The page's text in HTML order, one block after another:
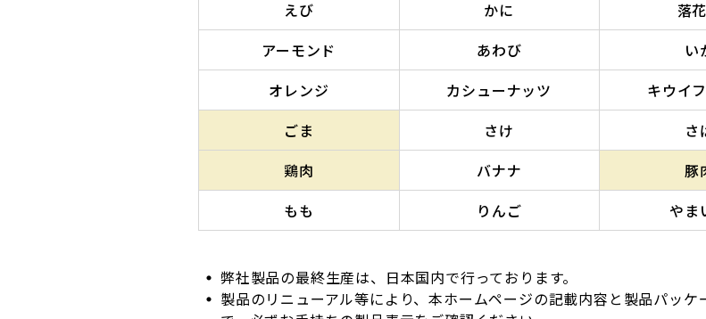
えび
かに 落
アーモンド
あわび い
オレンジ
カシューナッツ キウイ
ごま
さけ さ
鶏肉
バナナ 豚
もも
りんご やま
弊社製品の最終生産は、日本国内で行っております。
製品のリニューアル等により、本ホームページの記載内容と製品パッ